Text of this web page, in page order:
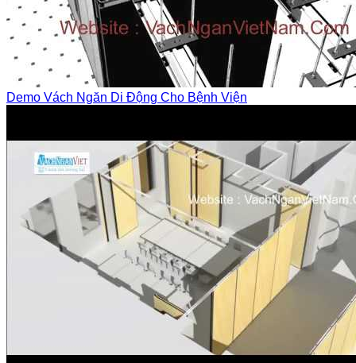
Demo Vách Ngăn Di Động Cho Bệnh Viện